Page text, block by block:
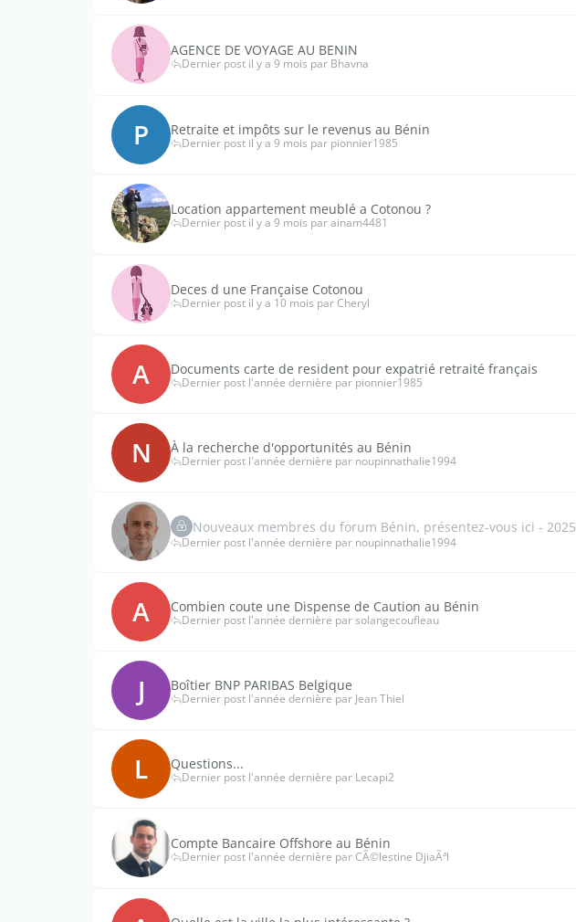
AGENCE DE VOYAGE AU BENIN
Dernier post il y a 9 mois par Bhavna
P Retraite et impôts sur le revenus au Bénin
Dernier post il y a 9 mois par pionnier1985
Location appartement meublé a Cotonou ?
Dernier post il y a 9 mois par ainam4481
Deces d une Française Cotonou
Dernier post il y a 10 mois par Cheryl
A Documents carte de resident pour expatrié retraité français
Dernier post l'année dernière par pionnier1985
N À la recherche d'opportunités au Bénin
Dernier post l'année dernière par noupinnathalie1994
Nouveaux membres du forum Bénin, présentez-vous ici - 2025
Dernier post l'année dernière par noupinnathalie1994
A Combien coute une Dispense de Caution au Bénin
Dernier post l'année dernière par solangecoufleau
J Boîtier BNP PARIBAS Belgique
Dernier post l'année dernière par Jean Thiel
L Questions...
Dernier post l'année dernière par Lecapi2
Compte Bancaire Offshore au Bénin
Dernier post l'année dernière par CÃ©lestine DjiaÃªl